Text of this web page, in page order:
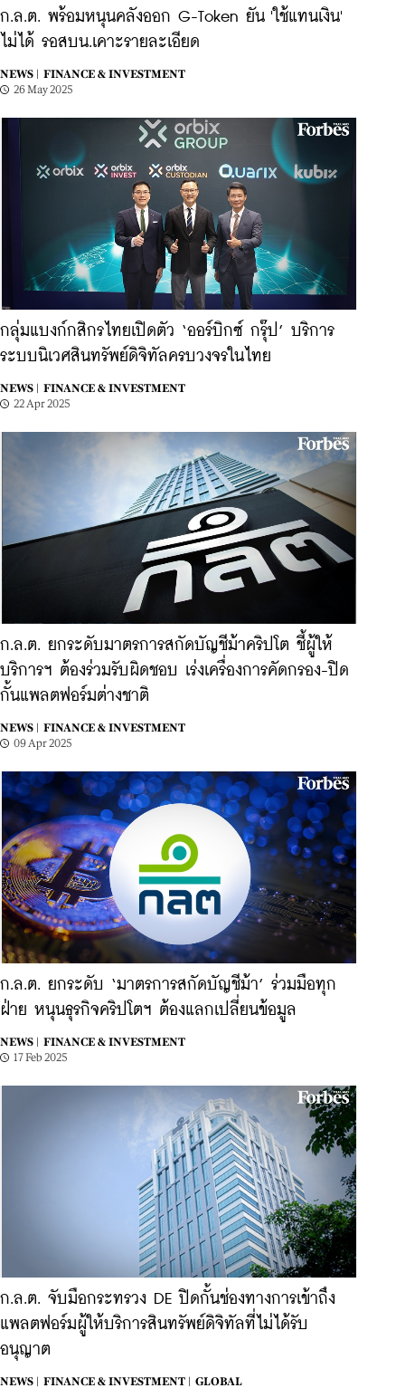
ก.ล.ต. พร้อมหนุนคลังออก G-Token ยัน 'ใช้แทนเงิน'
ไม่ได้ รอสบน.เคาะรายละเอียด
NEWS |
FINANCE & INVESTMENT
26 May 2025
กลุ่มแบงก์กสิกรไทยเปิดตัว ‘ออร์บิกซ์ กรุ๊ป’ บริการ
ระบบนิเวศสินทรัพย์ดิจิทัลครบวงจรในไทย
NEWS |
FINANCE & INVESTMENT
22 Apr 2025
ก.ล.ต. ยกระดับมาตรการสกัดบัญชีม้าคริปโต ชี้ผู้ให้
บริการฯ ต้องร่วมรับผิดชอบ เร่งเครื่องการคัดกรอง-ปิด
กั้นแพลตฟอร์มต่างชาติ
NEWS |
FINANCE & INVESTMENT
09 Apr 2025
ก.ล.ต. ยกระดับ ‘มาตรการสกัดบัญชีม้า’ ร่วมมือทุก
ฝ่าย หนุนธุรกิจคริปโตฯ ต้องแลกเปลี่ยนข้อมูล
NEWS |
FINANCE & INVESTMENT
17 Feb 2025
ก.ล.ต. จับมือกระทรวง DE ปิดกั้นช่องทางการเข้าถึง
แพลตฟอร์มผู้ให้บริการสินทรัพย์ดิจิทัลที่ไม่ได้รับ
อนุญาต
NEWS | FINANCE & INVESTMENT | GLOBAL